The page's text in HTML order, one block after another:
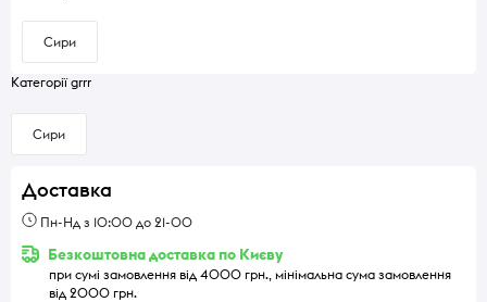
Сири
Категорії grrr
Сири
Доставка
Пн-Нд з 10:00 до 21-00
Безкоштовна доставка по Києву
при сумі замовлення від 4000 грн., мінімальна сума замовлення
від 2000 грн.